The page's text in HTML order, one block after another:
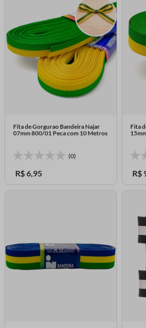
Fita de Gorgurao Bandeira Najar
07mm 800/01 Peca com 10 Metros
(0)
R$6,95
Fita
R$